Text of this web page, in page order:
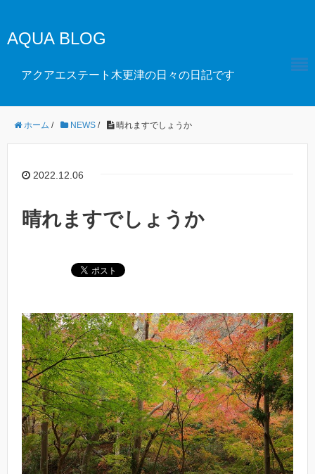
AQUA BLOG
アクアエステート木更津の日々の日記です
ホーム / NEWS / 晴れますでしょうか
2022.12.06
晴れますでしょうか